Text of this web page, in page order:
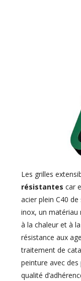
Les grilles
résistantes car
acier plein C40
inox, un matériau
à la chaleur et à
résistance aux
traitement de
peinture avec
qualité